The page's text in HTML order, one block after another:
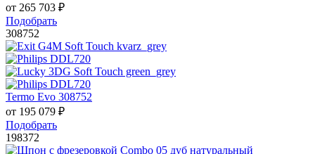
от 265 703 ₽
Подобрать
308752
Termo Evo 308752
от 195 079 ₽
Подобрать
198372